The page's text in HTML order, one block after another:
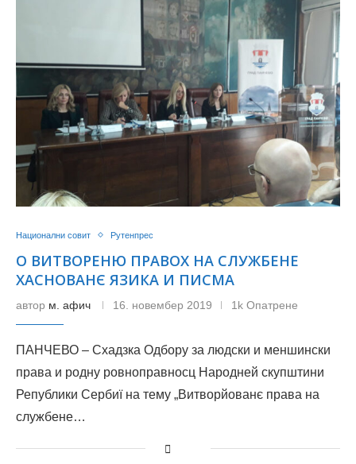
Национални совит Рутенпрес
О ВИТВОРЕНЮ ПРАВОХ НА СЛУЖБЕНЕ
ХАСНОВАНЄ ЯЗИКА И ПИСМА
автор м. афич 16. новембер 2019 1k Опатрене
ПАНЧЕВО – Схадзка Одбору за людски и меншински
права и родну ровноправносц Народней скупштини
Републики Сербиї на тему „Витворйованє права на
службене…